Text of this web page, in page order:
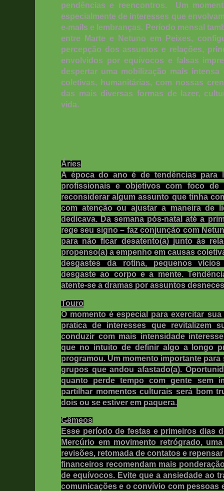
pendências e reencontros. Um
especialmente de interesses que
e-mails e lembranças. Período mensal
entre Marte e Netuno em Peixes,
percepção dos assuntos e relações,
envolvidos por equívocos e falsas
despertar uma mobilização mais
coletivas, humanitárias, com nossas
das mais diversas formas de lazer,
vida.
Áries
A época do ano é de tendências para
profissionais e objetivos com foco de
reconsiderar algum assunto que tinha
com atenção ou ajustar a maneira de
dedicava. Da semana pós-natal até a
rege seu signo – faz conjunção com
para não ficar desatento(a) junto às
propenso(a) a empenho em causas
desgastes da rotina, pequenos
desgaste ao corpo e a mente.
atente-se a dramas por assuntos
Touro
O momento é especial para exercitar
pratica de interesses que revitalizem
conduzir com mais intensidade
que no intuito de definir algo a longo
programou. Um momento importante para
grupos que andou afastado(a).
quanto perde tempo com gente sem
partilhar momentos culturais será bom
dois ou se estiver em paquera.
Gêmeos
Esse período de festas e primeiros dias
Mercúrio em movimento retrógrado,
revisões, retomada de contatos e
financeiros recomendam mais
de equívocos. Evite que a ansiedade ao
comunicações e o convívio com pessoas